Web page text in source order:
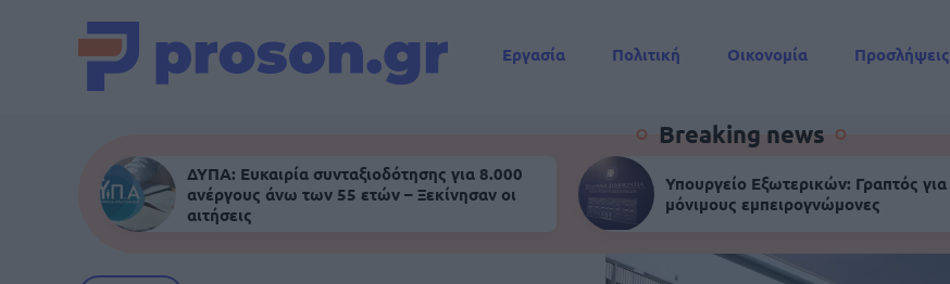
Εργασία Πολιτική Οικονομία Προσλήψεις
Breaking news
ΔΥΠΑ: Ευκαιρία συνταξιοδότησης για 8.000
ανέργους άνω των 55 ετών – Ξεκίνησαν οι
αιτήσεις
Υπουργείο Εξωτερικών: Γραπτός για
μόνιμους εμπειρογνώμονες